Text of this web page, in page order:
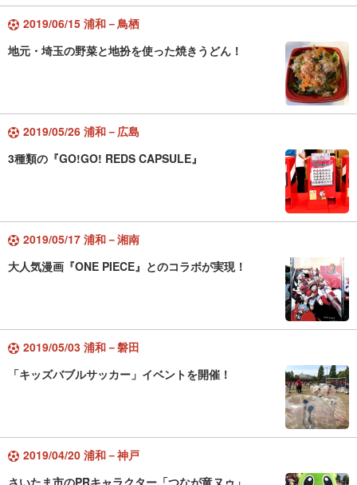
2019/06/15 浦和－鳥栖
地元・埼玉の野菜と地扮を使った焼きうどん！
2019/05/26 浦和－広島
3種類の『GO!GO! REDS CAPSULE』
2019/05/17 浦和－湘南
大人気漫画『ONE PIECE』とのコラボが実現！
2019/05/03 浦和－磐田
「キッズバブルサッカー」イベントを開催！
2019/04/20 浦和－神戸
さいたま市のPRキャラクター「つなが竜ヌゥ」